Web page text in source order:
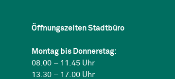
Öffnungszeiten Stadtbüro
Montag bis Donnerstag:
08.00 – 11.45 Uhr
13.30 – 17.00 Uhr